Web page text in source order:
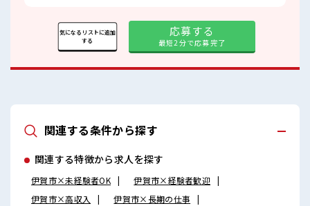
応募する
最短2分で応募完了
気になるリストに追加
する
関連する条件から探す
関連する特徴から求人を探す
伊賀市×未経験者OK
伊賀市×経験者歓迎
伊賀市×高収入
伊賀市×長期の仕事